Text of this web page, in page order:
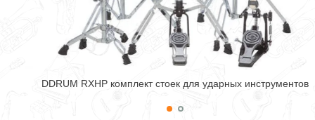
DDRUM RXHP комплект стоек для ударных инструментов